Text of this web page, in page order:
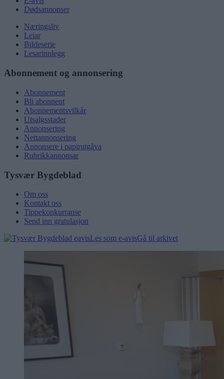
Dødsannonser
Næringsliv
Leiar
Bildeserie
Lesarinnlegg
Abonnement og annonsering
Abonnement
Bli abonnent
Abonnementsvilkår
Utsalgsstader
Annonsering
Nettannonsering
Annonsere i papirutgåva
Rubrikkannonsar
Tysvær Bygdeblad
Om oss
Kontakt oss
Tippekonkurranse
Send inn gratulasjon
Les som e-avisGå til arkivet